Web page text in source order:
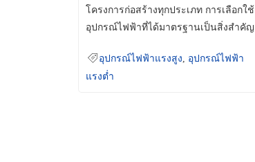
โครงการก่อสร้างทุกประเภท การเลือกใช้
อุปกรณ์ไฟฟ้าที่ได้มาตรฐานเป็นสิ่งสำคัญ
อุปกรณ์ไฟฟ้าแรงสูง
อุปกรณ์ไฟฟ้า
แรงต่ำ